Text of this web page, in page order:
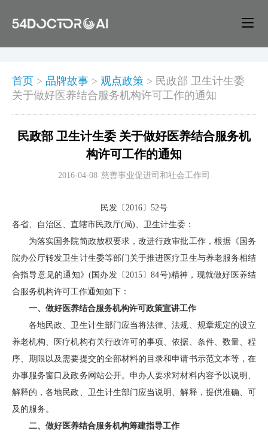
首页 > 品牌故事 > 观点政策 > 民政部 卫生计生委
关于做好医养结合服务机构许可工作的通知
民政部 卫生计生委 关于做好医养结合服务机
构许可工作的通知
2016-04-08 慈善事业促进司和社会工作司
民发〔2016〕52号
各省、自治区、直辖市民政厅(局)、卫生计生委：
为落实国务院简政放权要求，改进行政审批工作，根据《国务
院办公厅转发卫生计生委等部门关于推进医疗卫生与养老服务相结
合指导意见的通知》(国办发〔2015〕84号)精神，现就做好医养结
合服务机构许可工作通知如下：
一、做好医养结合服务机构许可政策宣讲工作
各地民政、卫生计生部门应当将法律、法规、规章规定的设立
养老机构、医疗机构有关行政许可的事项、依据、条件、数量、程
序、期限以及需要提交的全部材料的目录和申请书示范文本等，在
办事服务窗口及政务网站公开。申办人要求对材料内容予以说明、
解释的，各地民政、卫生计生部门应当说明、解释，提供准确、可
及的服务。
二、做好医养结合服务机构筹建指导工作